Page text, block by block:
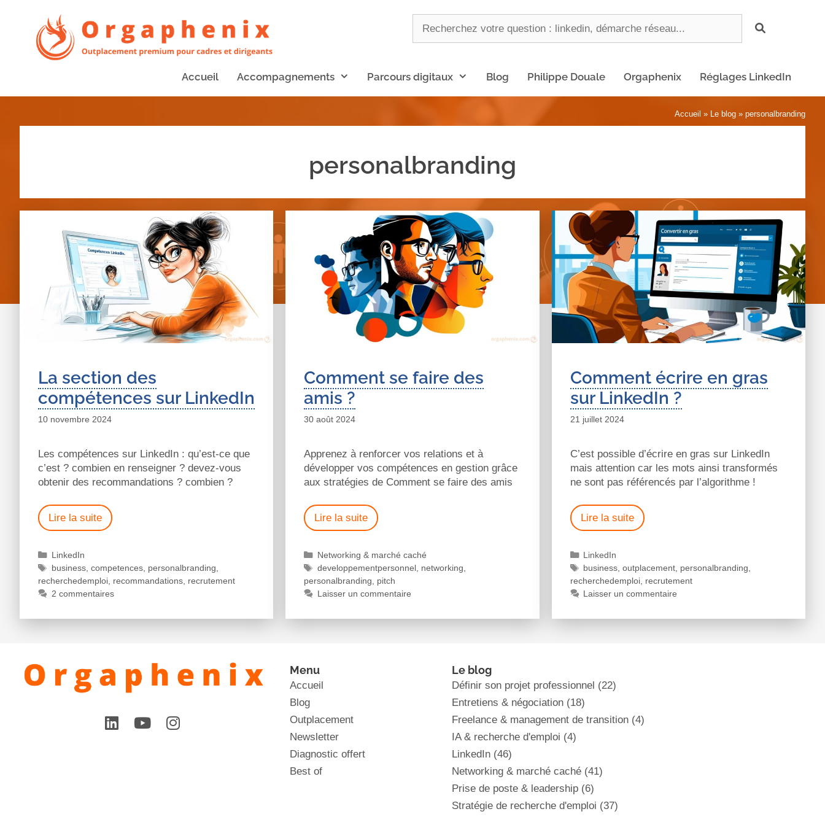
Accueil Accompagnements Parcours digitaux Blog Philippe Douale Orgaphenix Réglages LinkedIn
Accueil » Le blog » personalbranding
personalbranding
La section des
compétences sur LinkedIn
10 novembre 2024
Les compétences sur LinkedIn : qu’est-ce que
c’est ? combien en renseigner ? devez-vous
obtenir des recommandations ? combien ?
Lire la suite
LinkedIn
business, competences, personalbranding,
recherchedemploi, recommandations, recrutement
2 commentaires
Comment se faire des
amis ?
30 août 2024
Apprenez à renforcer vos relations et à
développer vos compétences en gestion grâce
aux stratégies de Comment se faire des amis
Lire la suite
Networking & marché caché
developpementpersonnel, networking,
personalbranding, pitch
Laisser un commentaire
Comment écrire en gras
sur LinkedIn ?
21 juillet 2024
C’est possible d’écrire en gras sur LinkedIn
mais attention car les mots ainsi transformés
ne sont pas référencés par l’algorithme !
Lire la suite
LinkedIn
business,outplacement, personalbranding,
recherchedemploi, recrutement
Laisser un commentaire
Menu
Accueil
Blog
Outplacement
Newsletter
Diagnostic offert
Best of
Le blog
Définir son projet professionnel (22)
Entretiens & négociation(18)
Freelance & management de transition(4)
IA & recherche d'emploi (4)
LinkedIn(46)
Networking & marché caché(41)
Prise de poste & leadership(6)
Stratégie de recherche d'emploi (37)